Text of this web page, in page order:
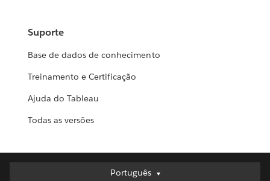
Suporte
Base de dados de conhecimento
Treinamento e Certificação
Ajuda do Tableau
Todas as versões
Português
Português